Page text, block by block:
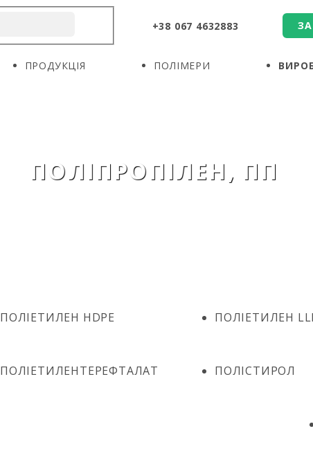
+38 067 4632883
ПРОДУКЦІЯ ПОЛІМЕРИ
ПОЛІПРОПІЛЕН, ПП
ПОЛІЕТИЛЕН HDPE ПОЛІЕТИЛЕН
ПОЛІЕТИЛЕНТЕРЕФТАЛАТ ПОЛІСТИРОЛ
ПРО КОМПАНІЮ
ВИРОБНИКИ